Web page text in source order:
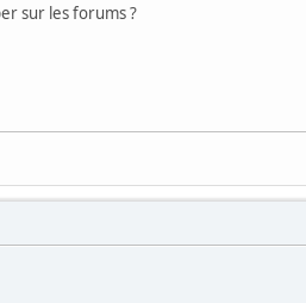
sur les forums ?